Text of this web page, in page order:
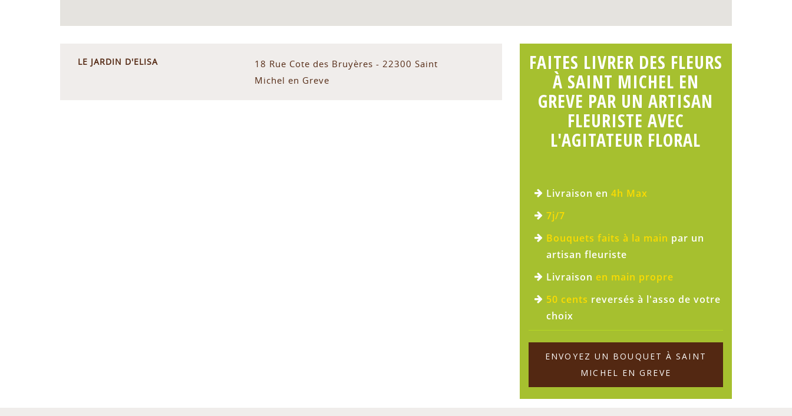
LE JARDIN D'ELISA
18 Rue Cote des Bruyères - 22300 Saint
Michel en Greve
FAITES LIVRER DES FLEURS
À SAINT MICHEL EN
GREVE PAR UN ARTISAN
FLEURISTE AVEC
L'AGITATEUR FLORAL
Livraison en 4h Max
7j/7
Bouquets faits à la main par un
artisan fleuriste
Livraison en main propre
50 cents reversés à l'asso de votre
choix
ENVOYEZ UN BOUQUET À SAINT
MICHEL EN GREVE